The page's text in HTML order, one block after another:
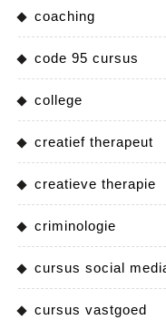
coaching
code 95 cursus
college
creatief therapeut
creatieve therapie
criminologie
cursus social
cursus vastgoed